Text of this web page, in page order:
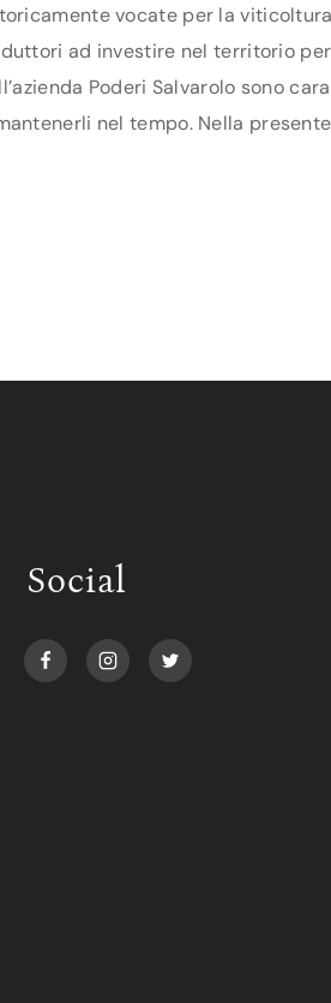
vocate per la
ad investire nel territorio
Poderi Salvarolo sono
nel tempo. Nella
Social